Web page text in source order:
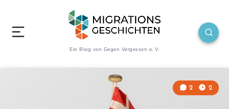
Ein Blog von Gegen Vergessen e. V.
2 2